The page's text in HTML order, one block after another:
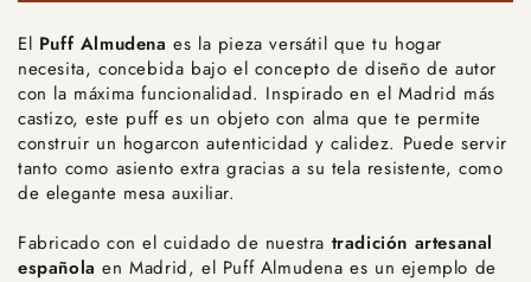
AlmudenaAlmudena
El Puff Almudena es la pieza versátil que tu hogar
necesita, concebida bajo el concepto de diseño de autor
con la máxima funcionalidad. Inspirado en el Madrid más
castizo, este puff es un objeto con alma que te permite
construir un hogarcon autenticidad y calidez. Puede servir
tanto como asiento extra gracias a su tela resistente, como
de elegante mesa auxiliar.
Fabricado con el cuidado de nuestra tradición artesanal
española en Madrid, el Puff Almudena es un ejemplo de